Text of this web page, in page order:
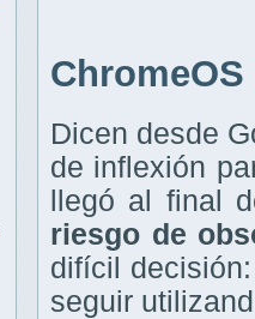
Dicen desde
de inflexión
llegó al final
riesgo de
difícil
seguir